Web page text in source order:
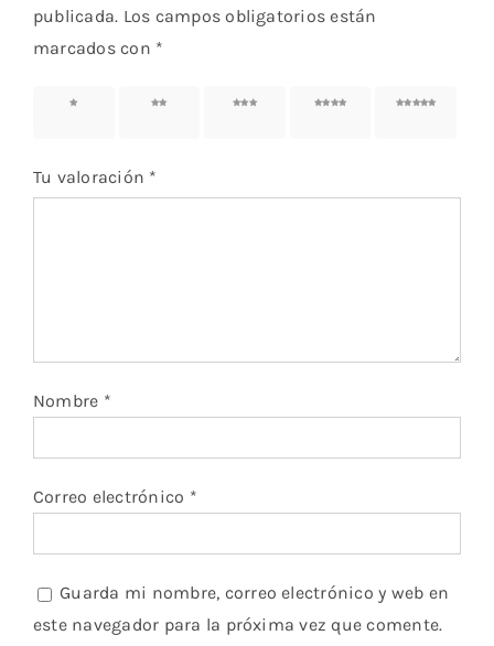
publicada. Los campos obligatorios están
marcados con *
1 de 5
2 de 5
3 de 5
4 de 5
5 de 5
Tu valoración *
Nombre *
Correo electrónico *
Guarda mi nombre, correo electrónico y web en
este navegador para la próxima vez que comente.